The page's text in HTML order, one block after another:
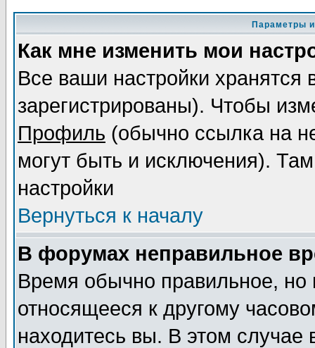
Параметры
Как мне изменить мои
Все ваши настройки
зарегистрированы). Чтобы
Профиль (обычно ссылка на
могут быть и исключения).
настройки
Вернуться к началу
В форумах неправильное
Время обычно правильное,
относящееся к другому
находитесь вы. В этом